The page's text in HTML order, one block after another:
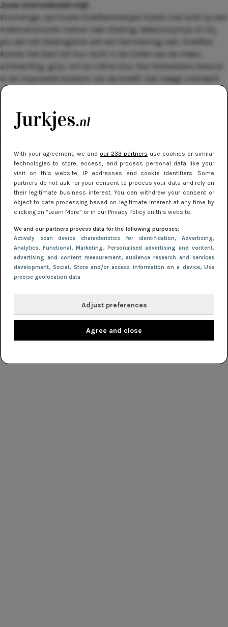
With your agreement, we and our 233 partners use cookies or similar
technologies to store, access, and process personal data like your
visit on this website, IP addresses and cookie identifiers. Some
partners do not ask for your consent to process your data and rely on
their legitimate business interest. You can withdraw your consent or
object to data processing based on legitimate interest at any time by
clicking on “Learn More” or in our Privacy Policy on this website.
We and our partners process data for the following purposes:
Actively scan device characteristics for identification, Advertising,
Analytics, Functional, Marketing, Personalised advertising and content,
advertising and content measurement, audience research and services
development, Social, Store and/or access information on a device, Use
precise geolocation data
Adjust preferences
Agree and close
Jouw sterrenbeeld stijl:
Dromerige, spirituele Kreeftenmeisjes kijken niet echt op een
materialistische manier naar kleding. Waarschijnlijk zit bij
jou aan elk kledingstuk wel een herinnering vast. Kreeften
komen het best tot hun recht in de tinten van de maan:
zilverachtig
grijs en crème dus. Een herkenbare
treasure
is de imposante boezem van de Kreeft. Dat vraagt uiteraard
om een mooi decolleté – met een hoge halslijn wordt het al
vrouwelijkheid! Je hebt tenslotte zo’n beetje het meest
vrouwelijke sterrenbeeld van allemaal. Qua stoffen: als ware
rommelen, dus comfort doet het goed. En mocht je voor een
printje gaan, dan voel je je waarschijnlijk aangetrokken tot
een ruit. Met name de Schotse variant.